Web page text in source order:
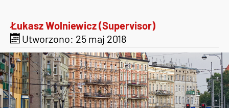
Łukasz Wolniewicz (Supervisor)
Utworzono: 25 maj 2018